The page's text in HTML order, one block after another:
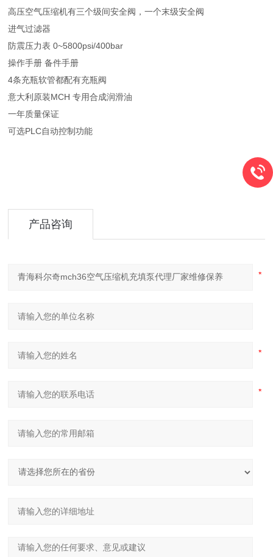
高压空气压缩机有三个级间安全阀，一个末级安全阀
进气过滤器
防震压力表 0~5800psi/400bar
操作手册 备件手册
4条充瓶软管都配有充瓶阀
意大利原装MCH 专用合成润滑油
一年质量保证
可选PLC自动控制功能
产品咨询